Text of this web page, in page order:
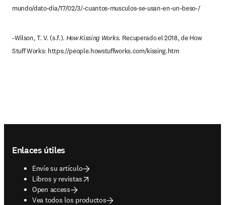
mundo/dato-dia/17/02/3/-cuantos-musculos-se-usan-en-un-beso-/
-Wilson, T. V. (s.f.). How Kissing Works. Recuperado el 2018, de How
Stuff Works: https://people.howstuffworks.com/kissing.htm
Enlaces útiles
Envíe su artículo
Libros y revistas
opens in new tab/window
Open access
Vea todos los productos